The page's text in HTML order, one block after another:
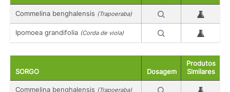
Commelina benghalensis (Trapoeraba)
Ipomoea grandifolia (Corda de viola)
SORGO Dosagem
Produtos
Similares
Commelina benghalensis (Trapoeraba)